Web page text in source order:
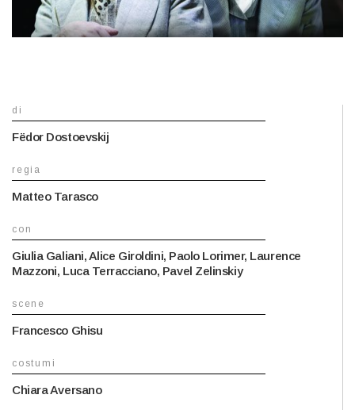
di
Fëdor Dostoevskij
regia
Matteo Tarasco
con
Giulia Galiani, Alice Giroldini, Paolo Lorimer, Laurence
Mazzoni, Luca Terracciano, Pavel Zelinskiy
scene
Francesco Ghisu
costumi
Chiara Aversano